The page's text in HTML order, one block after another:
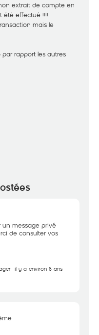
extrait de compte en
été effectué !!!!
mais le
rapport les autres
message privé
de consulter vos
il y a environ 8 ans